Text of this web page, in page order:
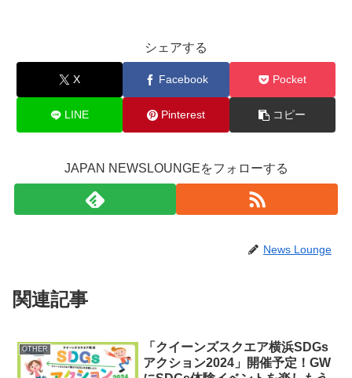
シェアする
X Facebook Pocket
LINE Pinterest コピー
JAPAN NEWSLOUNGEをフォローする
News Lounge
関連記事
OTHER
「クイーンズスクエア横浜SDGs
アクション2024」開催予定！GW